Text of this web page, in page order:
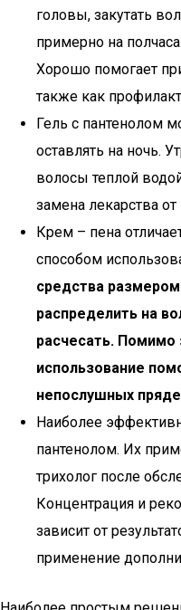
головы, закутать
примерно на
Хорошо помогает
также как
Гель с пантенолом
оставлять на ночь.
волосы теплой
замена лекарства
Крем – пена
способом
средства
распределить на
расчесать. Помимо
использование
непослушных
Наиболее
пантенолом. Их
трихолог после
Концентрация и
зависит от
применение